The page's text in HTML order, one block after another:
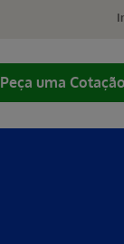
Peça uma Cotação